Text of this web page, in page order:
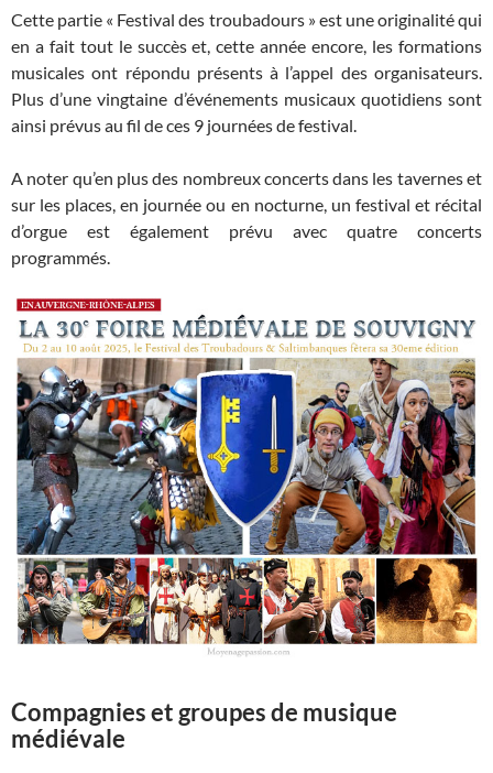
Cette partie « Festival des troubadours » est une originalité qui
en a fait tout le succès et, cette année encore, les formations
musicales ont répondu présents à l’appel des organisateurs.
Plus d’une vingtaine d’événements musicaux quotidiens sont
ainsi prévus au fil de ces 9 journées de festival.
A noter qu’en plus des nombreux concerts dans les tavernes et
sur les places, en journée ou en nocturne, un festival et récital
d’orgue est également prévu avec quatre concerts
programmés.
Compagnies et groupes de musique
médiévale